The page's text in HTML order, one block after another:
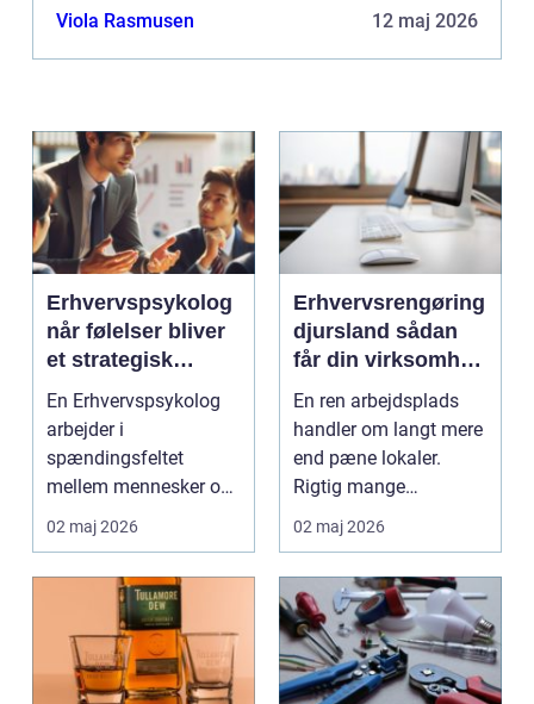
Viola Rasmusen 12 maj 2026
Erhvervspsykolog
når følelser bliver
et strategisk
værktøj i
arbejdslivet
En Erhvervspsykolog
arbejder i
spændingsfeltet
mellem mennesker og
forretning. Fokus er
ikke kun på ...
02 maj 2026
Erhvervsrengøring
djursland sådan
får din virksomhed
mest muligt ud af
rengøringen
En ren arbejdsplads
handler om langt mere
end pæne lokaler.
Rigtig mange
virksomheder på
Djursland o...
02 maj 2026